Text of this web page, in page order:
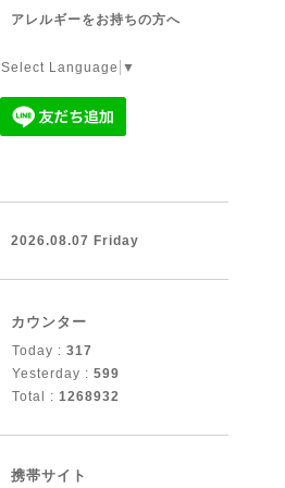
アレルギーをお持ちの方へ
Select Language ▼
2026.08.07 Friday
カウンター
Today : 317
Yesterday : 599
Total : 1268932
携帯サイト